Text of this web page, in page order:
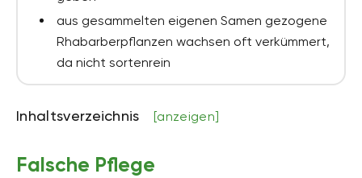
aus gesammelten eigenen Samen gezogene
Rhabarberpflanzen wachsen oft verkümmert,
da nicht sortenrein
Inhaltsverzeichnis [anzeigen]
Falsche Pflege